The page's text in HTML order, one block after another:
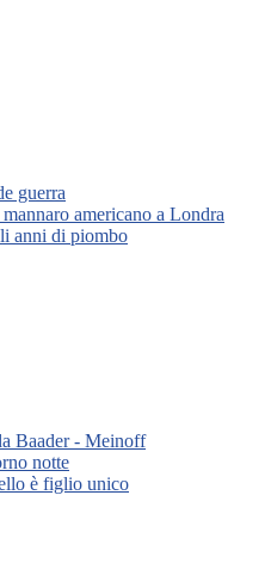
guerra
americano a Londra
anni di piombo
Baader - Meinoff
notte
è figlio unico